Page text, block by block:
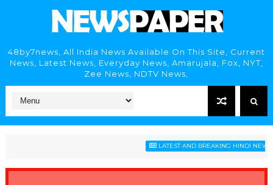
48by7news, All India News Available On This Site, Current
News, Latest News, Everyday News, Amarujala, Fox, NYT,
Zee News, NDTV News,
LATEST AND BREAKING HINDI NEWS